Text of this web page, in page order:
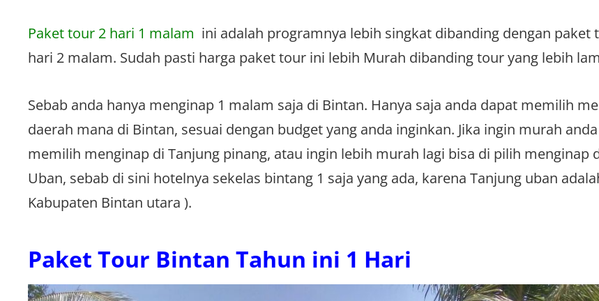
Paket tour 2 hari 1 malam ini adalah programnya lebih singkat dibanding dengan paket
hari 2 malam. Sudah pasti harga paket tour ini lebih Murah dibanding tour yang lebih
Sebab anda hanya menginap 1 malam saja di Bintan. Hanya saja anda dapat memilih
daerah mana di Bintan, sesuai dengan budget yang anda inginkan. Jika ingin murah
memilih menginap di Tanjung pinang, atau ingin lebih murah lagi bisa di pilih menginap
Uban, sebab di sini hotelnya sekelas bintang 1 saja yang ada, karena Tanjung uban
Kabupaten Bintan utara ).
Paket Tour Bintan Tahun ini 1 Hari